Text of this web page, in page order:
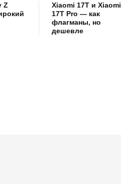
Z
Xiaomi 17T и Xiaomi
17T Pro — как
флагманы, но
дешевле